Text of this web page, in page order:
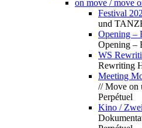
on move / move
Festival
und
Opening –
Opening –
WS
Rewriting
Meeting
// Move on
Perpétuel
Kino /